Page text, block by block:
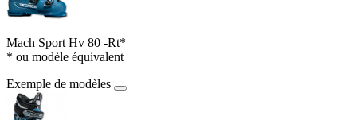
Mach Sport Hv 80 -Rt*
* ou modèle équivalent
Exemple de modèles